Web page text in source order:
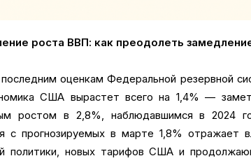
роста ВВП: как преодолеть
оценкам Федеральной резервной
США вырастет всего на 1,4% —
ростом в 2,8%, наблюдавшимся в 2024
с прогнозируемых в марте 1,8% отражает
политики, новых тарифов США и